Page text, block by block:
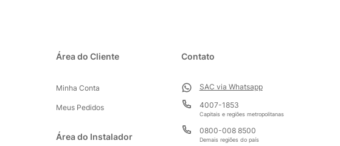
Área do Cliente
Minha Conta
Meus Pedidos
Área do Instalador
Contato
SAC via Whatsapp
4007-1853
Capitais e regiões metropolitanas
0800-008 8500
Demais regiões do país